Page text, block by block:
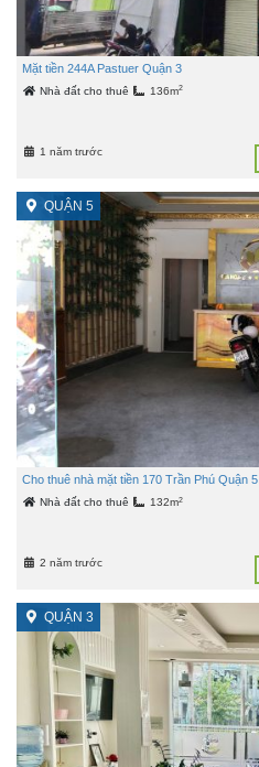
Mặt tiền 244A Pastuer Quận 3
Nhà đất cho thuê 136m2
1 năm trước
QUẬN 5
Cho thuê nhà mặt tiền 170 Trần Phú Quận 5
Nhà đất cho thuê 132m2
2 năm trước
QUẬN 3